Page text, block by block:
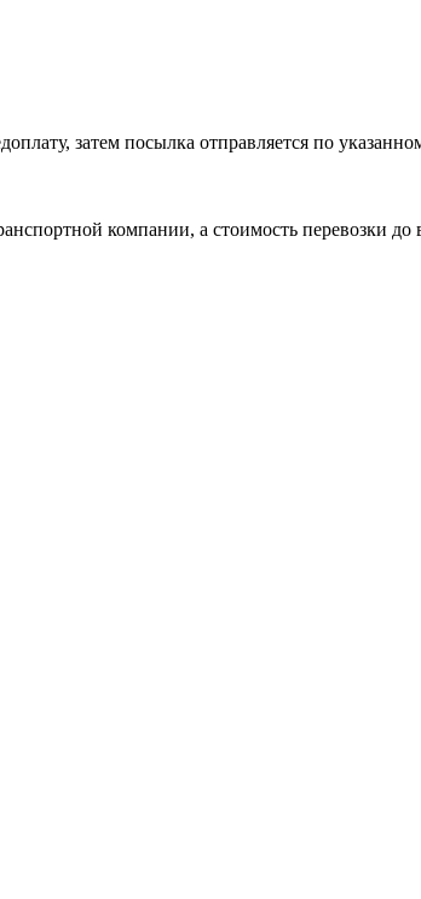
затем посылка отправляется по
компании, а стоимость перевозки